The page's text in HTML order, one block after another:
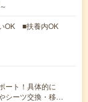
OK ■扶養内OK
ート！具体的に
シーツ交換・移…